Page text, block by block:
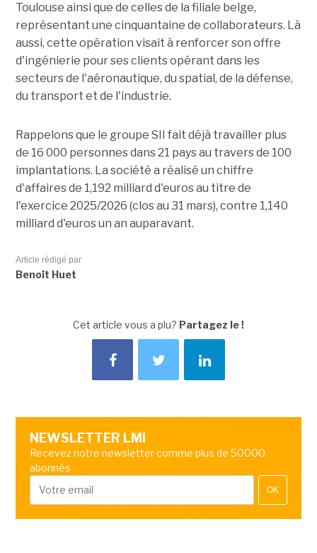
Toulouse ainsi que de celles de la filiale belge,
représentant une cinquantaine de collaborateurs. Là
aussi, cette opération visait à renforcer son offre
d'ingénierie pour ses clients opérant dans les
secteurs de l'aéronautique, du spatial, de la défense,
du transport et de l'industrie.
Rappelons que le groupe SII fait déjà travailler plus
de 16 000 personnes dans 21 pays au travers de 100
implantations. La société a réalisé un chiffre
d'affaires de 1,192 milliard d'euros au titre de
l'exercice 2025/2026 (clos au 31 mars), contre 1,140
milliard d'euros un an auparavant.
Article rédigé par
Benoît Huet
Cet article vous a plu? Partagez le !
NEWSLETTER LMI
Recevez notre newsletter comme plus de 50000
abonnés
OK